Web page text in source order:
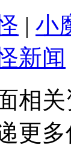
| 小
新闻
相
更